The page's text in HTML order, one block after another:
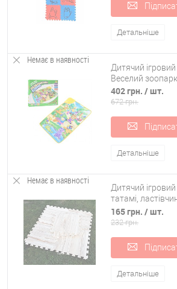
Детальніше
Немає в наявності
Дитячий
Веселий
402 грн. / шт.
672 грн.
Детальніше
Немає в наявності
Дитячий
татамі,
OBABY (FI-0131)
165 грн. / шт.
232 грн.
Детальніше